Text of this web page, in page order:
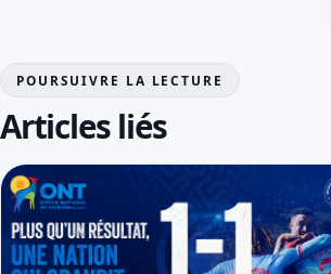
POURSUIVRE LA LECTURE
Articles liés